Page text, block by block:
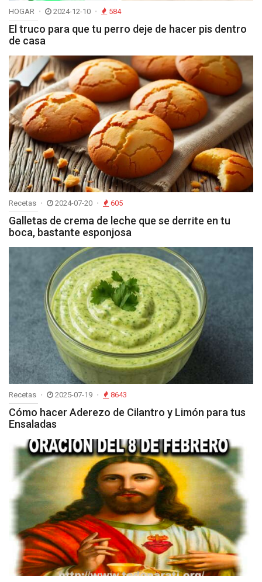
HOGAR 2024-12-10 584
El truco para que tu perro deje de hacer pis dentro
de casa
Recetas 2024-07-20 605
Galletas de crema de leche que se derrite en tu
boca, bastante esponjosa
Recetas 2025-07-19 8643
Cómo hacer Aderezo de Cilantro y Limón para tus
Ensaladas